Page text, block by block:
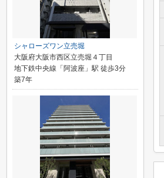
シャローズワン立売堀
大阪府大阪市西区立売堀４丁目
地下鉄中央線「阿波座」駅 徒歩3分
築7年